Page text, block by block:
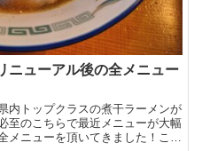
ニューアル後の全メニュー
内トップクラスの煮干ラーメンが
至のこちらで最近メニューが大幅
メニューを頂いてきました！この